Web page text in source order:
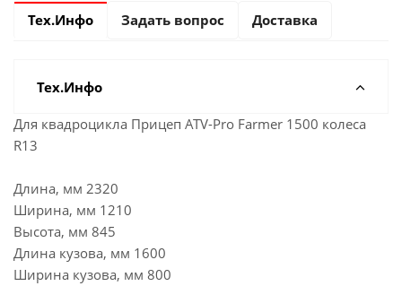
Тех.Инфо Задать вопрос Доставка
Тех.Инфо
Для квадроцикла Прицеп ATV-Pro Farmer 1500 колеса
R13
Длина, мм 2320
Ширина, мм 1210
Высота, мм 845
Длина кузова, мм 1600
Ширина кузова, мм 800